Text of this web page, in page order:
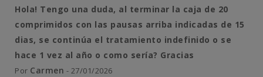
Hola! Tengo una duda, al terminar la caja de 20
comprimidos con las pausas arriba indicadas de 15
dias, se continúa el tratamiento indefinido o se
hace 1 vez al año o como sería? Gracias
Por Carmen - 27/01/2026